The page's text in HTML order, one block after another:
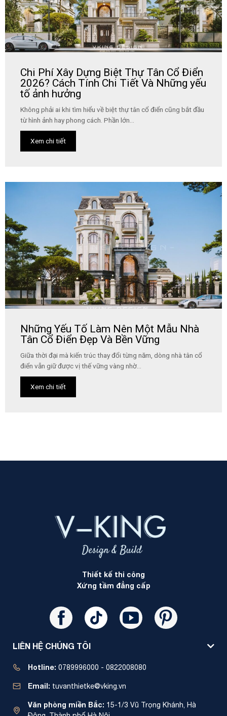
Chi Phí Xây Dựng Biệt Thự Tân Cổ Điển
2026? Cách Tính Chi Tiết Và Những yếu
tố ảnh hưởng
Không phải ai khi tìm hiểu về biệt thự tân cổ điển cũng bắt đầu
từ hình ảnh hay phong cách. Phần lớn...
Xem chi tiết
Những Yếu Tố Làm Nên Một Mẫu Nhà
Tân Cổ Điển Đẹp Và Bền Vững
Giữa thời đại mà kiến trúc thay đổi từng năm, dòng nhà tân cổ
điển vẫn giữ được vị thế vững vàng nhờ...
Xem chi tiết
Thiết kế thi công
Xứng tầm đẳng cấp
LIÊN HỆ CHÚNG TÔI
Hotline: 0789996000 - 0822008080
Email: tuvanthietke@vking.vn
Văn phòng miền Bắc: 15-1/3 Vũ Trọng Khánh, Hà